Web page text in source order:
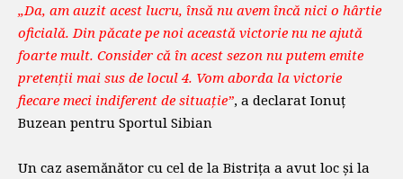
„Da, am auzit acest lucru, însă nu avem încă nici o hârtie
oficială. Din păcate pe noi această victorie nu ne ajută
foarte mult. Consider că în acest sezon nu putem emite
pretenții mai sus de locul 4. Vom aborda la victorie
fiecare meci indiferent de situație”, a declarat Ionuț
Buzean pentru Sportul Sibian
Un caz asemănător cu cel de la Bistrița a avut loc și la